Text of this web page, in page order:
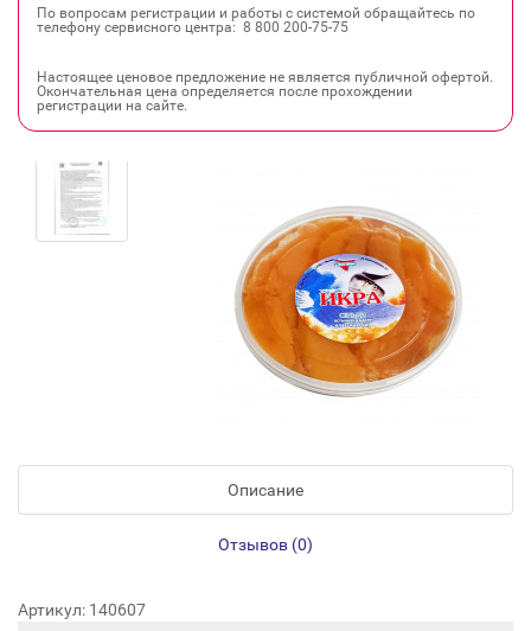
По вопросам регистрации и работы с системой обращайтесь по
телефону сервисного центра: 8 800 200‐75‐75
Настоящее ценовое предложение не является публичной офертой.
Окончательная цена определяется после прохождении
регистрации на сайте.
Описание
Отзывов (0)
Артикул: 140607